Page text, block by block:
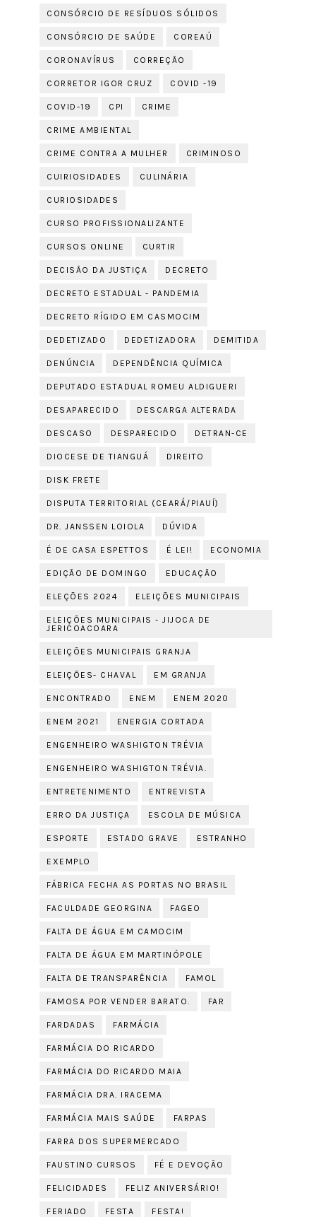
CONSÓRCIO DE RESÍDUOS SÓLIDOS
CONSÓRCIO DE SAÚDE COREAÚ
CORONAVÍRUS CORREÇÃO
CORRETOR IGOR CRUZ COVID -19
COVID-19 CPI CRIME
CRIME AMBIENTAL
CRIME CONTRA A MULHER CRIMINOSO
CUIRIOSIDADES CULINÁRIA
CURIOSIDADES
CURSO PROFISSIONALIZANTE
CURSOS ONLINE CURTIR
DECISÃO DA JUSTIÇA DECRETO
DECRETO ESTADUAL - PANDEMIA
DECRETO RÍGIDO EM CASMOCIM
DEDETIZADO DEDETIZADORA DEMITIDA
DENÚNCIA DEPENDÊNCIA QUÍMICA
DEPUTADO ESTADUAL ROMEU ALDIGUERI
DESAPARECIDO DESCARGA ALTERADA
DESCASO DESPARECIDO DETRAN-CE
DIOCESE DE TIANGUÁ DIREITO
DISK FRETE
DISPUTA TERRITORIAL (CEARÁ/PIAUÍ)
DR. JANSSEN LOIOLA DÚVIDA
É DE CASA ESPETTOS É LEI! ECONOMIA
EDIÇÃO DE DOMINGO EDUCAÇÃO
ELEÇÕES 2024 ELEIÇÕES MUNICIPAIS
ELEIÇÕES MUNICIPAIS - JIJOCA DE
JERICOACOARA
ELEIÇÕES MUNICIPAIS GRANJA
ELEIÇÕES- CHAVAL EM GRANJA
ENCONTRADO ENEM ENEM 2020
ENEM 2021 ENERGIA CORTADA
ENGENHEIRO WASHIGTON TRÉVIA
ENGENHEIRO WASHIGTON TRÉVIA.
ENTRETENIMENTO ENTREVISTA
ERRO DA JUSTIÇA ESCOLA DE MÚSICA
ESPORTE ESTADO GRAVE ESTRANHO
EXEMPLO
FÁBRICA FECHA AS PORTAS NO BRASIL
FACULDADE GEORGINA FAGEO
FALTA DE ÁGUA EM CAMOCIM
FALTA DE ÁGUA EM MARTINÓPOLE
FALTA DE TRANSPARÊNCIA FAMOL
FAMOSA POR VENDER BARATO. FAR
FARDADAS FARMÁCIA
FARMÁCIA DO RICARDO
FARMÁCIA DO RICARDO MAIA
FARMÁCIA DRA. IRACEMA
FARMÁCIA MAIS SAÚDE FARPAS
FARRA DOS SUPERMERCADO
FAUSTINO CURSOS FÉ E DEVOÇÃO
FELICIDADES FELIZ ANIVERSÁRIO!
FERIADO FESTA FESTA!